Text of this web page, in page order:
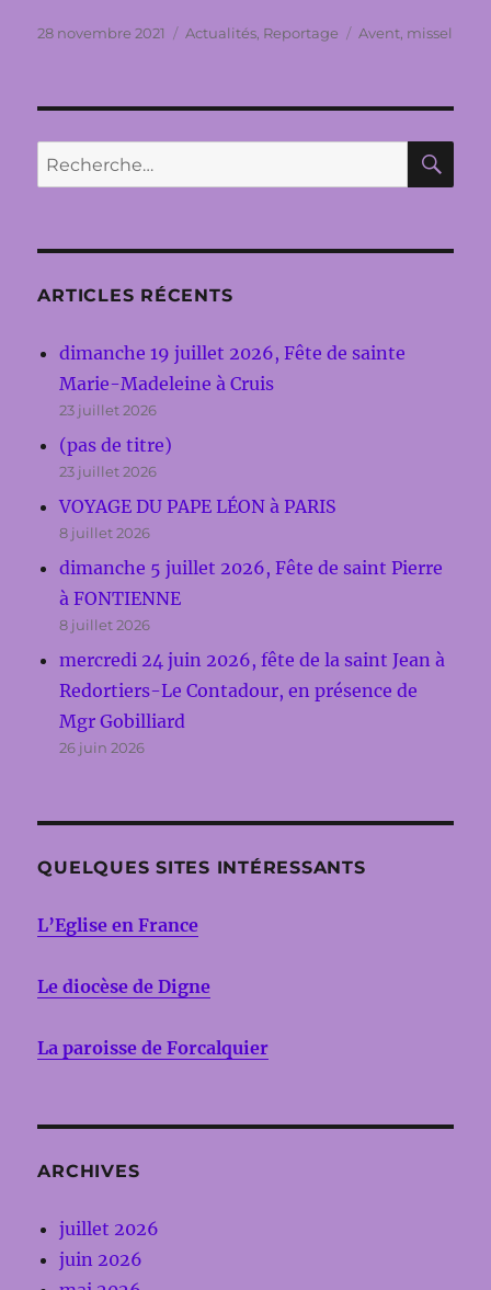
Publié
28 novembre 2021 Catégories
Actualités, Reportage Étiquettes
Avent, missel
Recherche
pour :
ARTICLES RÉCENTS
dimanche 19 juillet 2026, Fête de sainte
Marie-Madeleine à Cruis
23 juillet 2026
(pas de titre)
23 juillet 2026
VOYAGE DU PAPE LÉON à PARIS
8 juillet 2026
dimanche 5 juillet 2026, Fête de saint Pierre
à FONTIENNE
8 juillet 2026
mercredi 24 juin 2026, fête de la saint Jean à
Redortiers-Le Contadour, en présence de
Mgr Gobilliard
26 juin 2026
QUELQUES SITES INTÉRESSANTS
L’Eglise en France
Le diocèse de Digne
La paroisse de Forcalquier
ARCHIVES
juillet 2026
juin 2026